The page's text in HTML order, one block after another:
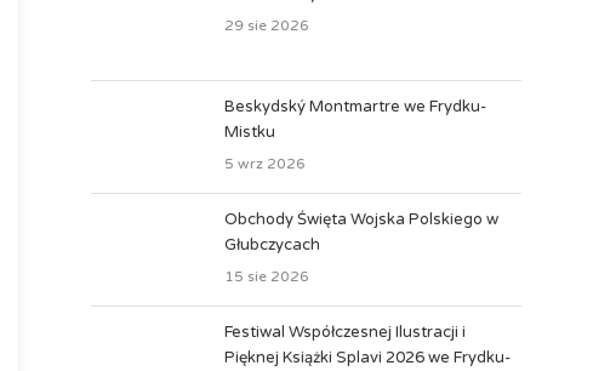
29 sie 2026
Beskydský Montmartre we Frydku-
Mistku
5 wrz 2026
Obchody Święta Wojska Polskiego w
Głubczycach
15 sie 2026
Festiwal Współczesnej Ilustracji i
Pięknej Książki Splavi 2026 we Frydku-